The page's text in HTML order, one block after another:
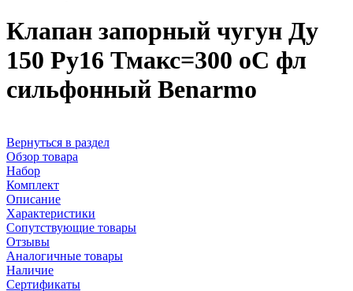
Клапан запорный чугун Ду
150 Ру16 Тмакс=300 оС фл
сильфонный Benarmo
Вернуться в раздел
Обзор товара
Набор
Комплект
Описание
Характеристики
Сопутствующие товары
Отзывы
Аналогичные товары
Наличие
Сертификаты